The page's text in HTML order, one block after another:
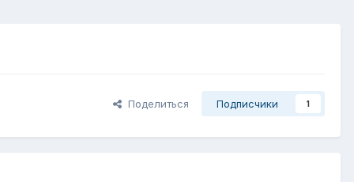
Поделиться Подписчики 1